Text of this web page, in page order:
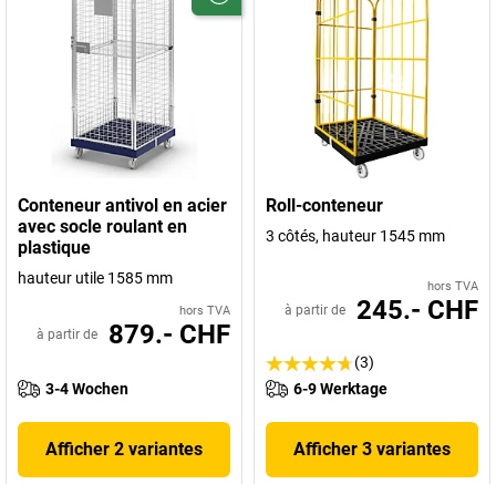
Conteneur antivol en acier
avec socle roulant en
plastique
hauteur utile 1585 mm
hors TVA
à partir de 879.- CHF
3-4 Wochen
Afficher 2 variantes
Roll-conteneur
3 côtés, hauteur 1545 mm
hors TVA
à partir de 245.- CHF
(3)
6-9 Werktage
Afficher 3 variantes